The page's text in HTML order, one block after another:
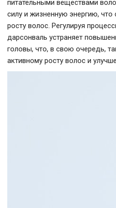
питательными веществами
силу и жизненную энергию, что
росту волос. Регулируя
дарсонваль устраняет
головы, что, в свою очередь,
активному росту волос и